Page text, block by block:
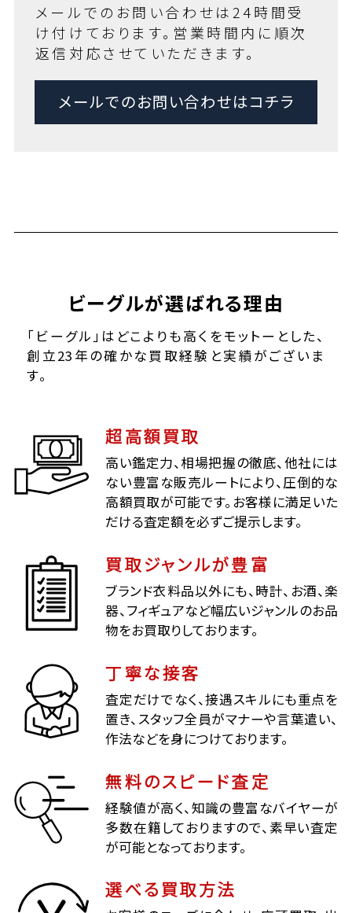
メールでのお問い合わせは24時間受
け付けております。営業時間内に順次
返信対応させていただきます。
メールでのお問い合わせはコチラ
ビーグルが選ばれる理由
「ビーグル」はどこよりも高くをモットーとした、
創立23年の確かな買取経験と実績がございま
す。
超高額買取
高い鑑定力、相場把握の徹底、他社には
ない豊富な販売ルートにより、圧倒的な
高額買取が可能です。お客様に満足いた
だける査定額を必ずご提示します。
買取ジャンルが豊富
ブランド衣料品以外にも、時計、お酒、楽
器、フィギュアなど幅広いジャンルのお品
物をお買取りしております。
丁寧な接客
査定だけでなく、接遇スキルにも重点を
置き、スタッフ全員がマナーや言葉遣い、
作法などを身につけております。
無料のスピード査定
経験値が高く、知識の豊富なバイヤーが
多数在籍しておりますので、素早い査定
が可能となっております。
選べる買取方法